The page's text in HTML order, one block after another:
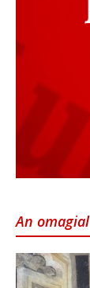
An omagial